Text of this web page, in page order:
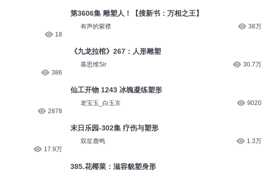
18
386
2878
17.9万
第3606集 雕塑人！【搜新书：万相之王】
有声的紫襟 38万
《九龙拉棺》267：人形雕塑
慕思维Sir 30.7万
仙工开物 1243 冰魄凝练塑形
老宝玉_白玉京 9020
末日乐园-302集 疗伤与塑形
双笙鹿鸣 1.3万
385.花椰菜：滋容貌塑身形